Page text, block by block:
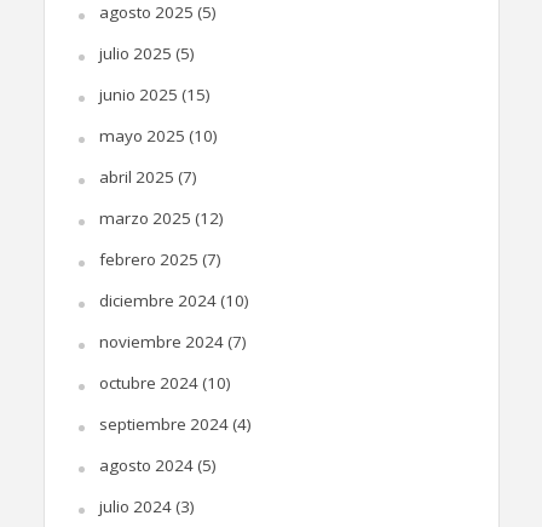
agosto 2025 (5)
julio 2025 (5)
junio 2025 (15)
mayo 2025 (10)
abril 2025 (7)
marzo 2025 (12)
febrero 2025 (7)
diciembre 2024(10)
noviembre 2024(7)
octubre 2024(10)
septiembre 2024(4)
agosto 2024(5)
julio 2024(3)